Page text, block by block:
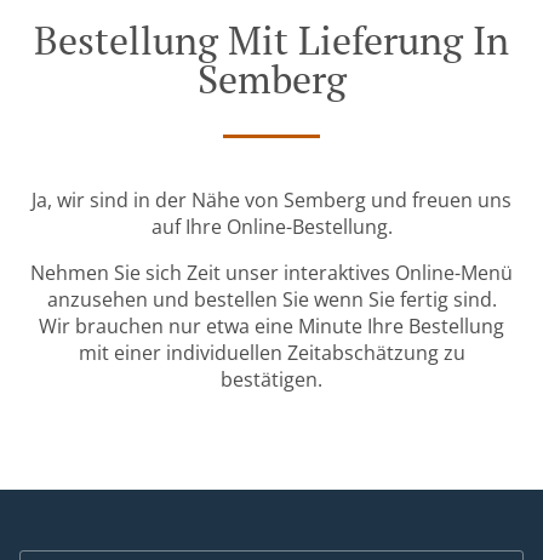
Bestellung Mit Lieferung In
Semberg
Ja, wir sind in der Nähe von Semberg und freuen uns
auf Ihre Online-Bestellung.
Nehmen Sie sich Zeit unser interaktives Online-Menü
anzusehen und bestellen Sie wenn Sie fertig sind.
Wir brauchen nur etwa eine Minute Ihre Bestellung
mit einer individuellen Zeitabschätzung zu
bestätigen.